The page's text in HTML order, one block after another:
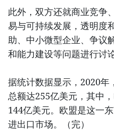
此外，双方还就商业竞争
易与可持续发展，透明度
助、中小微型企业、争议
和能力建设等问题进行讨论
据统计数据显示，2020年
总额达255亿美元，其中
144亿美元。欧盟是这一
进出口市场。（完）